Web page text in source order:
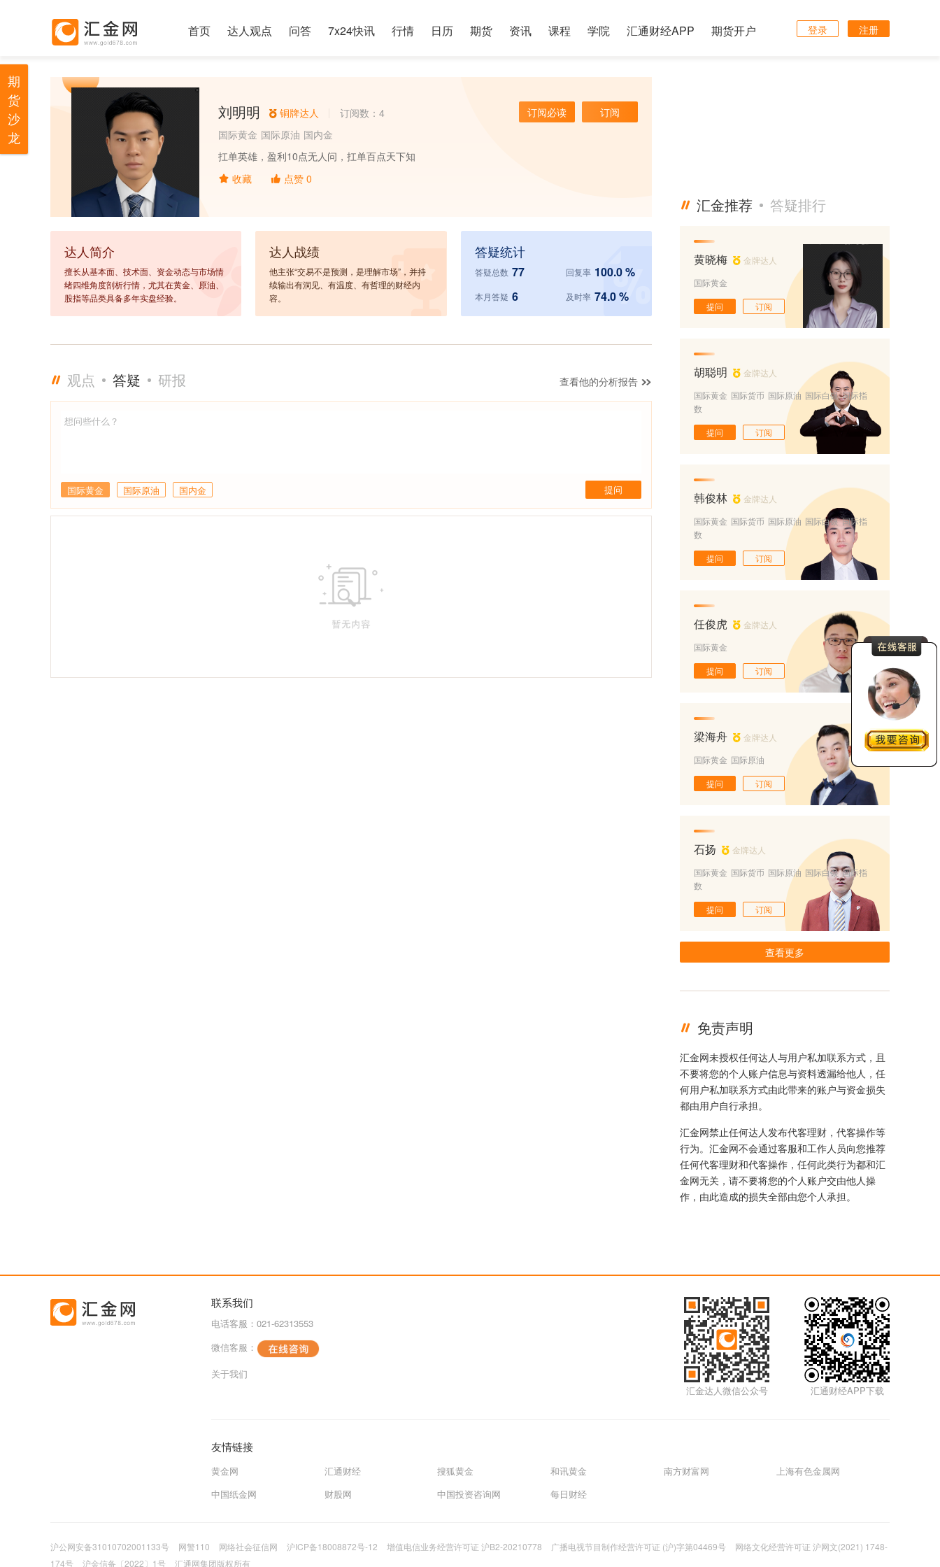
首页 达人观点 问答 7x24快讯 行情 日历 期货 资讯 课程 学院 汇通财经APP 期货开户 登录 注册
刘明明 铜牌达人 订阅数：4 订阅
订阅必读
国际黄金 国际原油 国内金
扛单英雄，盈利10点无人问，扛单百点天下知
收藏
点赞 0
达人简介
擅长从基本面、技术面、资金动态与市场情
绪四维角度剖析行情，尤其在黄金、原油、
股指等品类具备多年实盘经验。
达人战绩
他主张“交易不是预测，是理解市场”，并持
续输出有洞见、有温度、有哲理的财经内
容。
答疑统计
答疑总数 77 回复率 100.0 %
本月答疑 6 及时率 74.0 %
观点 答疑 研报 查看他的分析报告
国际黄金 国际原油 国内金 提问
汇金推荐 答疑排行
黄晓梅
金牌达人
国际黄金
提问
订阅
胡聪明
金牌达人
国际黄金 国际货币 国际原油 国际白银 国际指
数
提问
订阅
韩俊林
金牌达人
国际黄金 国际货币 国际原油 国际白银 国际指
数
提问
订阅
任俊虎
金牌达人
国际黄金
提问
订阅
梁海舟
金牌达人
国际黄金 国际原油
提问
订阅
石扬
金牌达人
国际黄金 国际货币 国际原油 国际白银 国际指
数
提问
订阅
查看更多
免责声明
汇金网未授权任何达人与用户私加联系方式，且
不要将您的个人账户信息与资料透漏给他人，任
何用户私加联系方式由此带来的账户与资金损失
都由用户自行承担。
汇金网禁止任何达人发布代客理财，代客操作等
行为。汇金网不会通过客服和工作人员向您推荐
任何代客理财和代客操作，任何此类行为都和汇
金网无关，请不要将您的个人账户交由他人操
作，由此造成的损失全部由您个人承担。
联系我们
电话客服：021-62313553
微信客服：
关于我们
汇通财经APP下载
汇金达人微信公众号
友情链接
黄金网 汇通财经 搜狐黄金 和讯黄金 南方财富网
上海有色金属网
中国纸金网
财股网 中国投资咨询网 每日财经
沪公网安备31010702001133号 网警110 网络社会征信网 沪ICP备18008872号-12 增值电信业务经营许可证 沪B2-20210778 广播电视节目制作经营许可证 (沪)字第04469号
网络文化经营许可证 沪网文(2021) 1748-
174号
沪金信备〔2022〕1号 汇通网集团版权所有
期
货
沙
龙